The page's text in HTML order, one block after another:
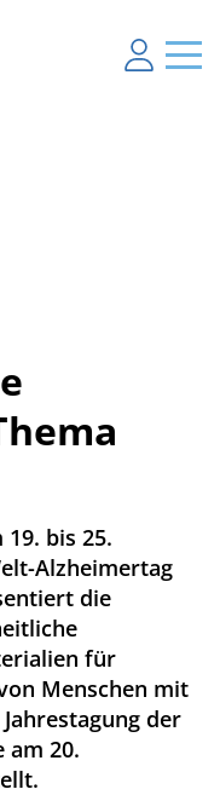
bis 25.
Alzheimertag
die
für
Menschen mit
der
am 20.